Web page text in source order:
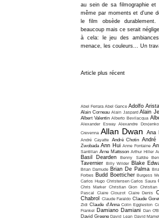
au sein de sa filmographie et
même par moments et d'une
le film obsède
beaucoup mais ce serait
à cela: le jeu des
menace, les couleurs... Un
Article plus récent
Abel Ferrara Abel Gance Adolfo
Alain Corneau Alain Jaspard Alain
Albert Valentin Alberto Bevilacqua
Alexander Esway Alexandre Dovjenko
Crevenna Allan Dwan Ana
André Cayatte André Chotin André
Zwobada Ann Hui Anne Fontaine
Santillan Arne Mattsson Arthur Hiller
Basil Dearden Benny Safdie
Tavernier Billy Wilder Blake
Brian Damude Brian De Palma
Forbes Budd Boetticher Burgess
Carlos Hugo Christensen Carlos Saura
Chris Marker Christian Gion Christian
Pascal
Claire Clouzot Claire Denis
Chabrol
Claude Faraldo Claude
Zidi Claude d'Anna Colin Eggleston
Frankel Damiano Damiani Dan
David Greene David Lean David